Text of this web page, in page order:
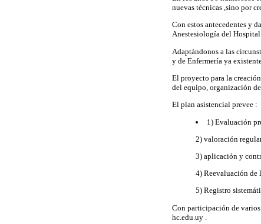
nuevas técnicas ,sino por
Con estos antecedentes y
Anestesiología del
Adaptándonos a las
y de Enfermería ya
El proyecto para la
del equipo, organización
El plan asistencial prevee :
1) Evaluación
2) valoración
3) aplicación y
4) Reevaluación de
5) Registro
Con participación de
hc.edu.uy .